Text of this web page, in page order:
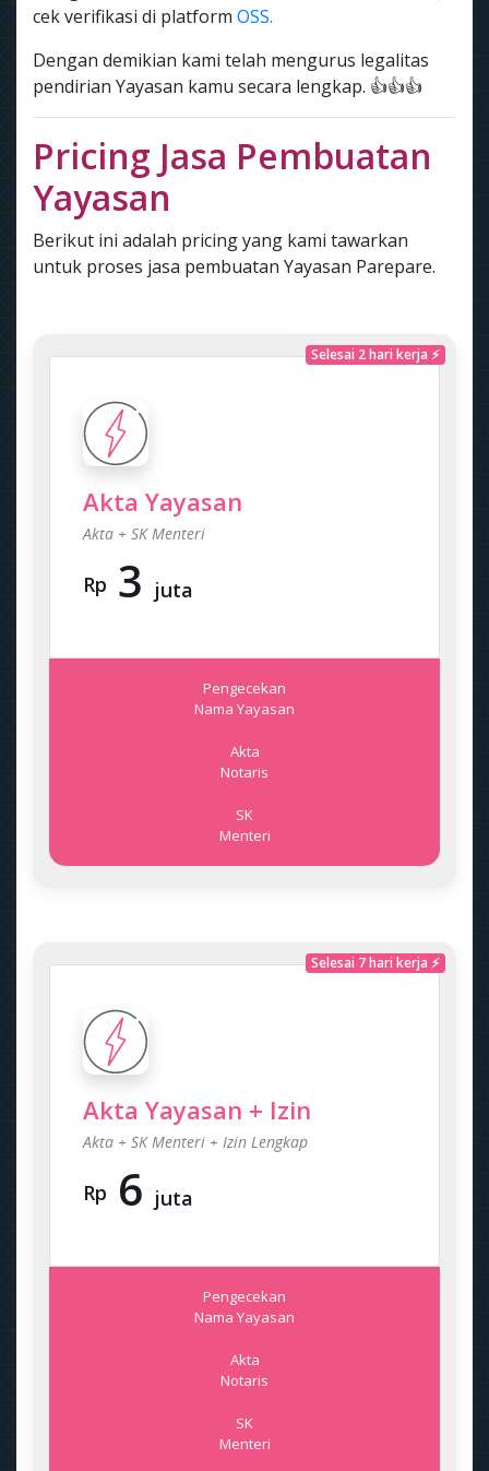
cek verifikasi di platform OSS.
Dengan demikian kami telah mengurus legalitas
pendirian Yayasan kamu secara lengkap. 👍👍👍
Pricing Jasa Pembuatan
Yayasan
Berikut ini adalah pricing yang kami tawarkan
untuk proses jasa pembuatan Yayasan Parepare.
Selesai 2 hari kerja ⚡
Akta Yayasan
Akta + SK Menteri
Rp 3 juta
Pengecekan
Nama Yayasan
Akta
Notaris
SK
Menteri
Selesai 7 hari kerja ⚡
Akta Yayasan + Izin
Akta + SK Menteri + Izin Lengkap
Rp 6 juta
Pengecekan
Nama Yayasan
Akta
Notaris
SK
Menteri